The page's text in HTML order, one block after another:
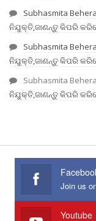
Subhasmita Behera
ନିଯୁକ୍ତି,ଜାଣନ୍ତୁ କିପରି
Subhasmita Behera
ନିଯୁକ୍ତି,ଜାଣନ୍ତୁ କିପରି
Subhasmita Behera
ନିଯୁକ୍ତି,ଜାଣନ୍ତୁ କିପରି
Youtube